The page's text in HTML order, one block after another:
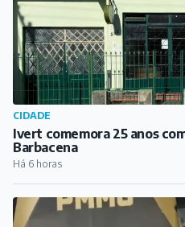
CIDADE
Ivert comemora 25 anos
Barbacena
Há 6 horas